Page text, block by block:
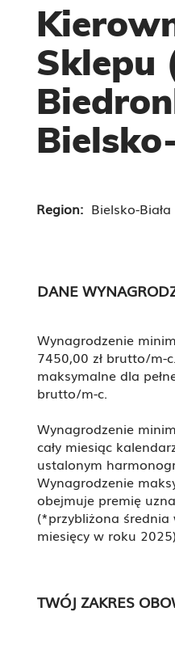
Sklepu
Region: Bielsko-Biała
DANE
Wynagrodzenie
7450,00 zł brutto/m-
maksymalne dla
brutto/m-c.
Wynagrodzenie
cały miesiąc
ustalonym
Wynagrodzenie
obejmuje premię
(*przybliżona
miesięcy w roku 2025)
TWÓJ ZAKRES